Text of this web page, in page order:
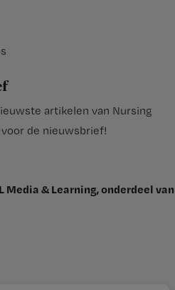
artikelen van Nursing
de nieuwsbrief!
Media & Learning, onderdeel van